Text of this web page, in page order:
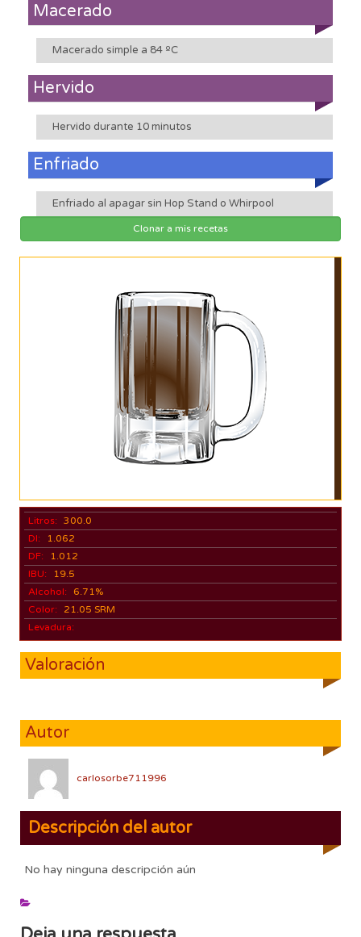
Macerado
Macerado simple a 84 ºC
Hervido
Hervido durante 10 minutos
Enfriado
Enfriado al apagar sin Hop Stand o Whirpool
Clonar a mis recetas
Litros: 300.0
DI:
1.062
DF:
1.012
IBU:
19.5
Alcohol:
6.71%
Color:
21.05 SRM
Levadura:
Valoración
Autor
carlosorbe711996
Descripción del autor
No hay ninguna descripción aún